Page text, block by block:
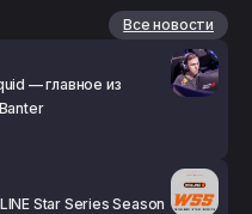
Все новости
— главное из
Star Series Season